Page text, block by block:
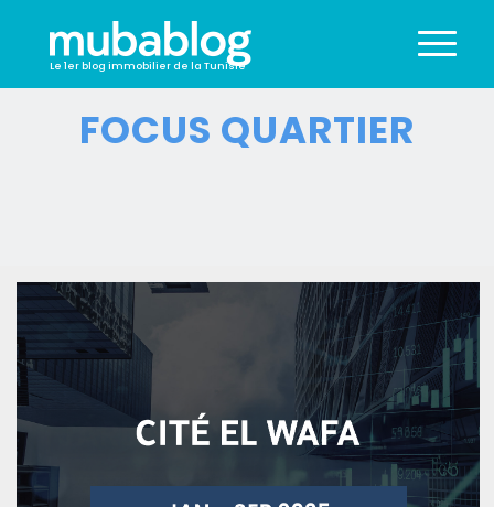
Le 1er blog immobilier de la Tunisie
FOCUS QUARTIER